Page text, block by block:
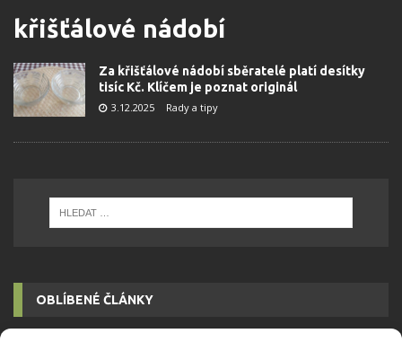
křišťálové nádobí
Za křišťálové nádobí sběratelé platí desítky
tisíc Kč. Klíčem je poznat originál
3.12.2025 Rady a tipy
OBLÍBENÉ ČLÁNKY